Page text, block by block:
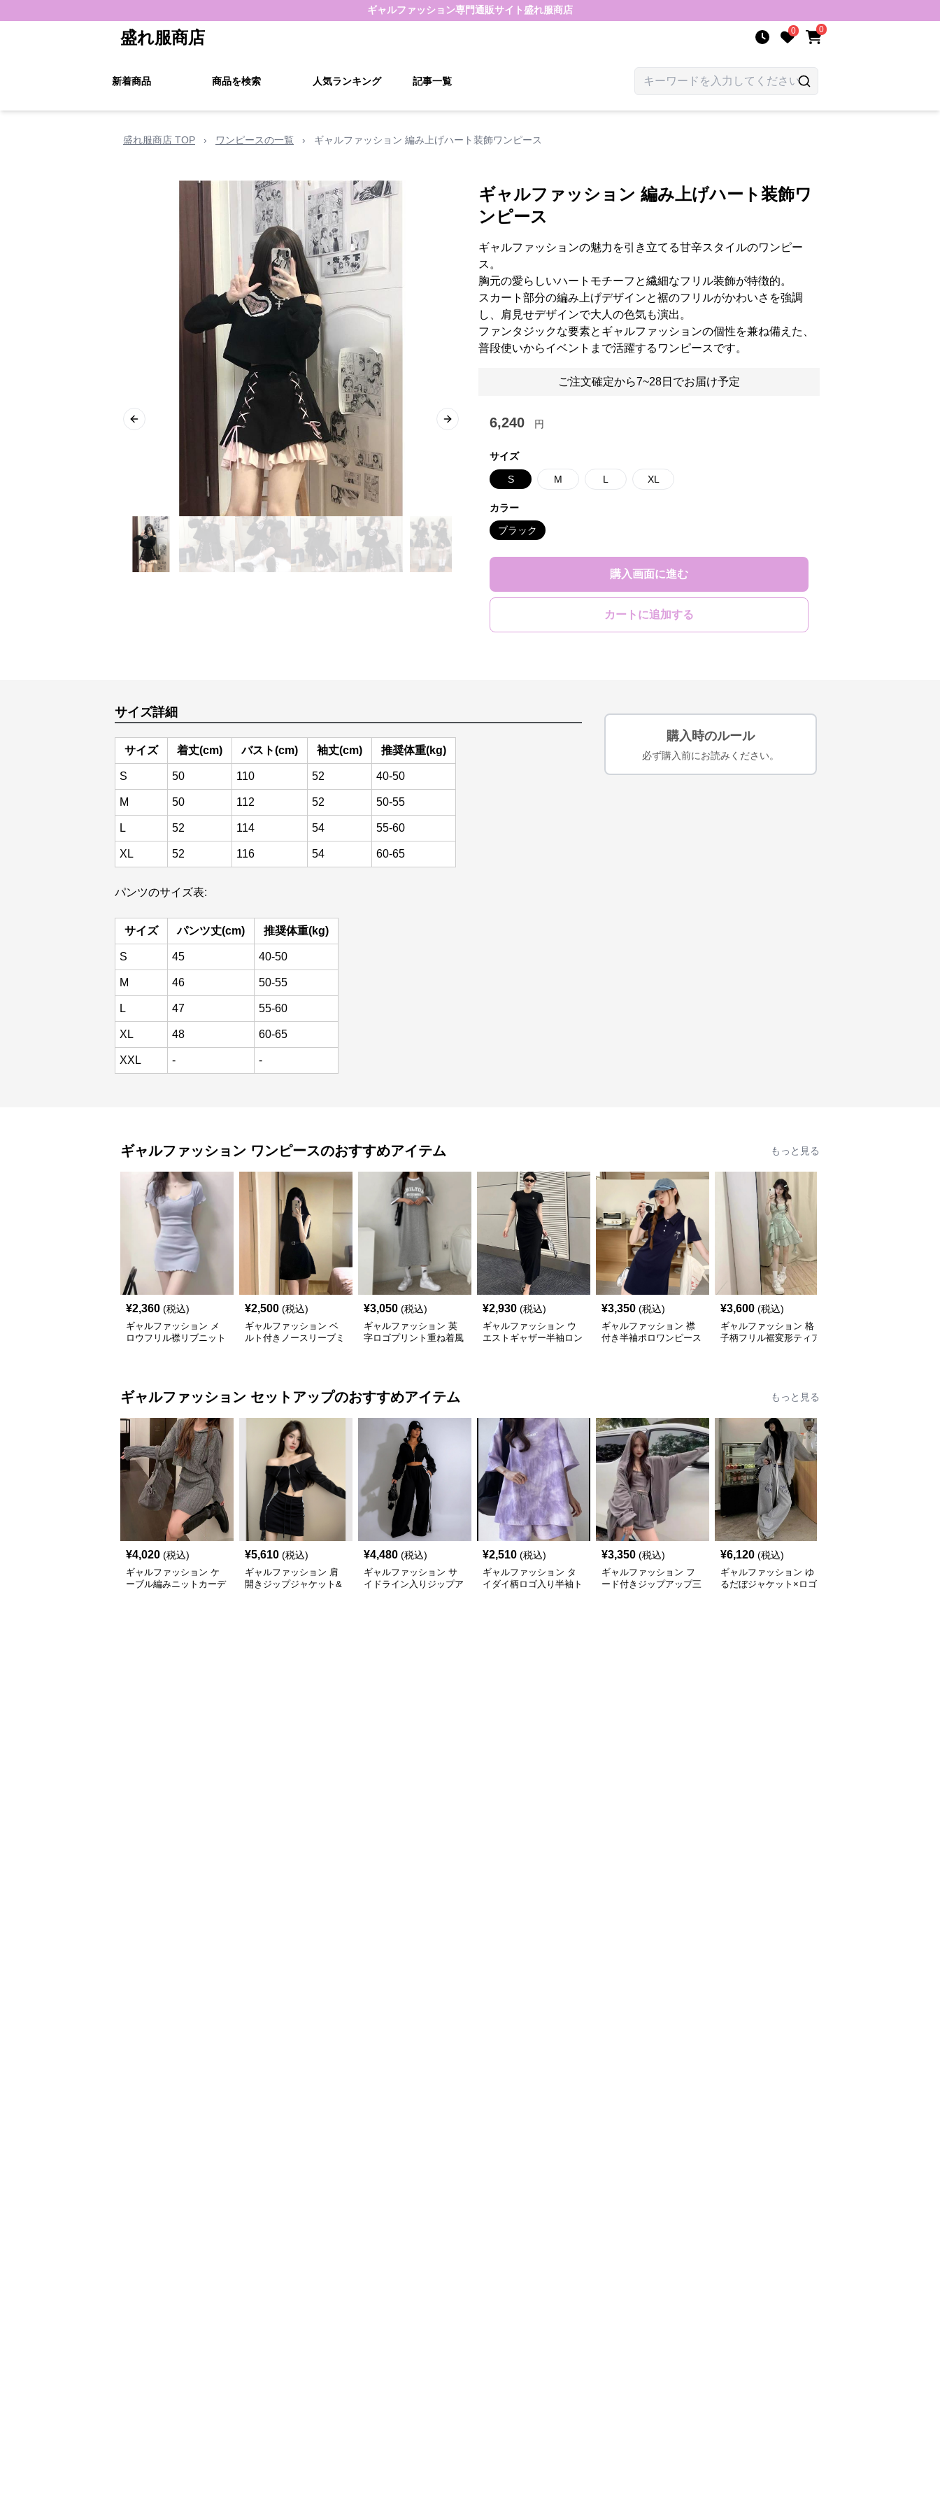
ギャルファッション専門通販サイト盛れ服商店
盛れ服商店 0 0
新着商品 商品を検索 人気ランキング 記事一覧
盛れ服商店 TOP › ワンピースの一覧 › ギャルファッション 編み上げハート装飾ワンピース
Previous slide Next slide
ギャルファッション 編み上げハート装飾ワ
ンピース
ギャルファッションの魅力を引き立てる甘辛スタイルのワンピー
ス。
胸元の愛らしいハートモチーフと繊細なフリル装飾が特徴的。
スカート部分の編み上げデザインと裾のフリルがかわいさを強調
し、肩見せデザインで大人の色気も演出。
ファンタジックな要素とギャルファッションの個性を兼ね備えた、
普段使いからイベントまで活躍するワンピースです。
ご注文確定から7~28日でお届け予定
6,240 円
サイズ
S M L XL
カラー
ブラック
購入画面に進む
カートに追加する
サイズ詳細
サイズ 着丈(cm) バスト(cm) 袖丈(cm) 推奨体重(kg)
S 50 110 52 40-50
M 50 112 52 50-55
L 52 114 54 55-60
XL 52 116 54 60-65
パンツのサイズ表:
サイズ パンツ丈(cm) 推奨体重(kg)
S 45 40-50
M 46 50-55
L 47 55-60
XL 48 60-65
XXL - -
購入時のルール
必ず購入前にお読みください。
ギャルファッション ワンピースのおすすめアイテム もっと見る
¥2,360 (税込)
ギャルファッション メ
ロウフリル襟リブニット
¥2,500 (税込)
ギャルファッション ベ
ルト付きノースリーブミ
¥3,050 (税込)
ギャルファッション 英
字ロゴプリント重ね着風
¥2,930 (税込)
ギャルファッション ウ
エストギャザー半袖ロン
¥3,350 (税込)
ギャルファッション 襟
付き半袖ポロワンピース
¥3,600 (税込)
ギャルファッション 格
子柄フリル裾変形ティア
ギャルファッション セットアップのおすすめアイテム もっと見る
¥4,020 (税込)
ギャルファッション ケ
ーブル編みニットカーデ
¥5,610 (税込)
ギャルファッション 肩
開きジップジャケット&
¥4,480 (税込)
ギャルファッション サ
イドライン入りジップア
¥2,510 (税込)
ギャルファッション タ
イダイ柄ロゴ入り半袖ト
¥3,350 (税込)
ギャルファッション フ
ード付きジップアップ三
¥6,120 (税込)
ギャルファッション ゆ
るだぼジャケット×ロゴ